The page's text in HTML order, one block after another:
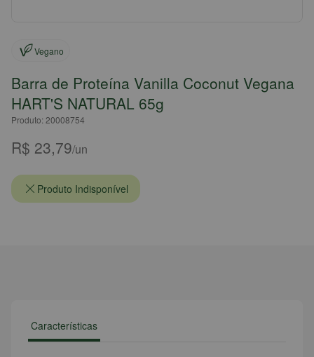
Vegano
Barra de Proteína Vanilla Coconut Vegana
HART'S NATURAL 65g
Produto: 20008754
R$ 23,79/un
Produto Indisponível
Características